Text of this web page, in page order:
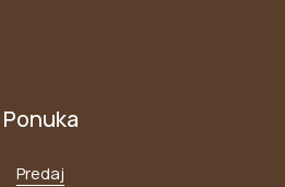
Ponuka
Predaj